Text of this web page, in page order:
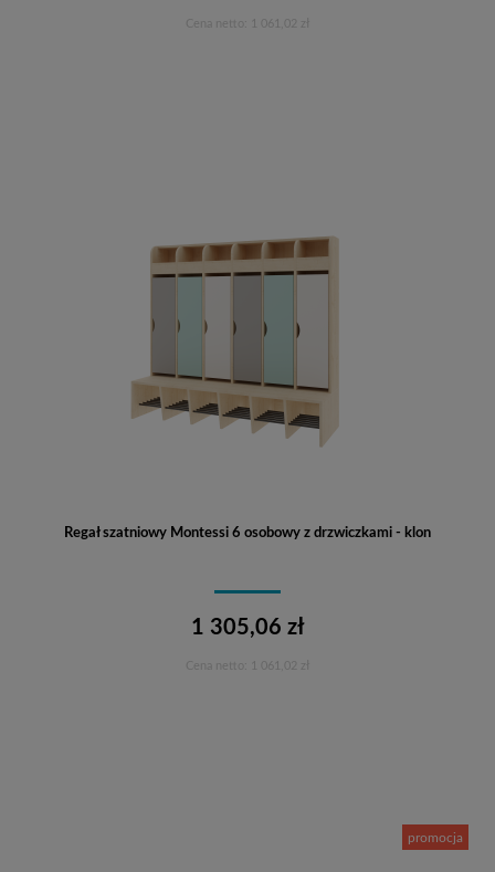
1 061,02 zł
Regał szatniowy Montessi 6 osobowy z drzwiczkami - klon
1 305,06 zł
1 061,02 zł
promocja